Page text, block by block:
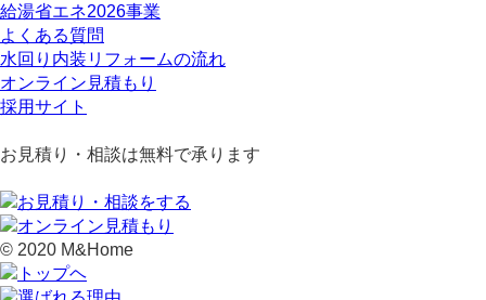
給湯省エネ2026事業
よくある質問
水回り内装リフォームの流れ
オンライン見積もり
採用サイト
お見積り・相談は無料で承ります
© 2020 M&Home